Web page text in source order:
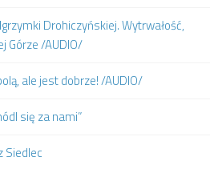
Drohiczyńskiej. Wytrwałość,
Górze /AUDIO/
ale jest dobrze! /AUDIO/
się za nami”
Siedlec